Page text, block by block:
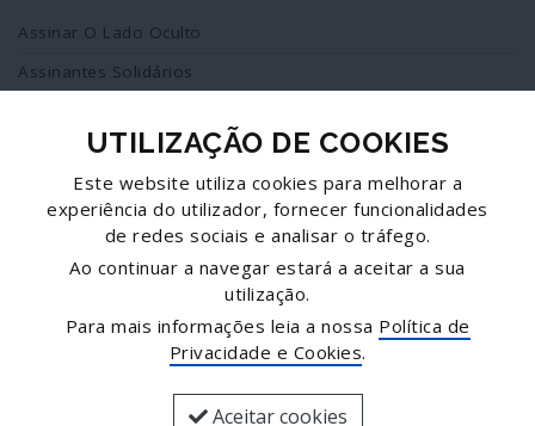
Assinar O Lado Oculto
Assinantes Solidários
Redes Sociais
Siga-nos no facebook
Twitter
UTILIZAÇÃO DE COOKIES
Este website utiliza cookies para melhorar a
experiência do utilizador, fornecer funcionalidades
de redes sociais e analisar o tráfego.
Ao continuar a navegar estará a aceitar a sua
utilização.
Para mais informações leia a nossa Política de
Privacidade e Cookies.
Aceitar cookies